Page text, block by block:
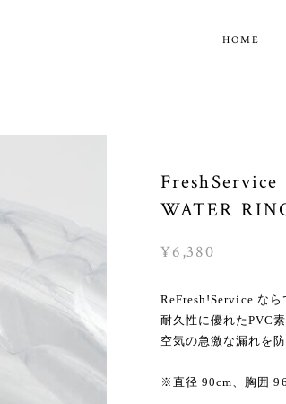
HOME
WATER
¥6,380
ReFresh!Service なら
耐久性に優れたPVC素
空気の急激な漏れを
※直径 90cm、胸囲